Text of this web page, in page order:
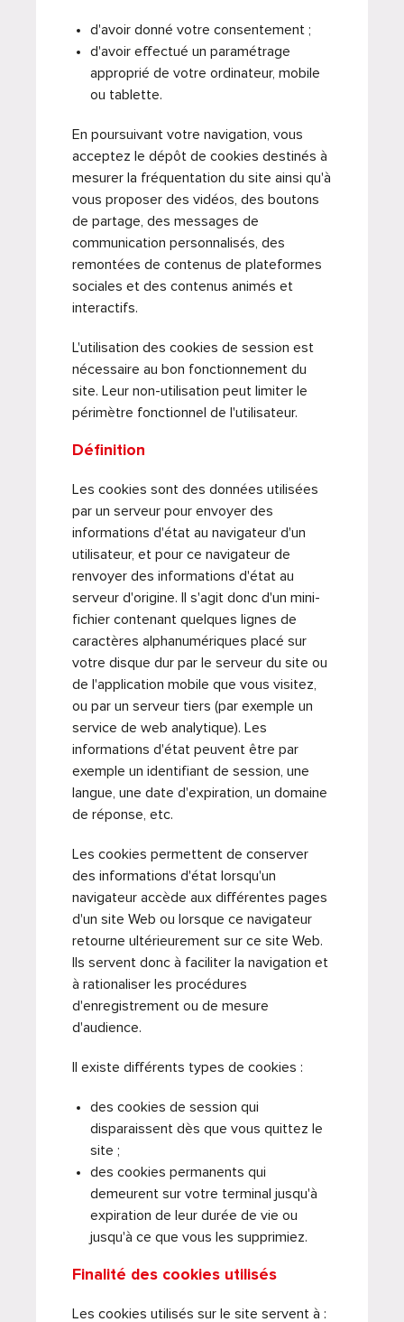
d'avoir donné votre consentement ;
d'avoir effectué un paramétrage
approprié de votre ordinateur, mobile
ou tablette.
En poursuivant votre navigation, vous
acceptez le dépôt de cookies destinés à
mesurer la fréquentation du site ainsi qu'à
vous proposer des vidéos, des boutons
de partage, des messages de
communication personnalisés, des
remontées de contenus de plateformes
sociales et des contenus animés et
interactifs.
L'utilisation des cookies de session est
nécessaire au bon fonctionnement du
site. Leur non-utilisation peut limiter le
périmètre fonctionnel de l'utilisateur.
Définition
Les cookies sont des données utilisées
par un serveur pour envoyer des
informations d'état au navigateur d'un
utilisateur, et pour ce navigateur de
renvoyer des informations d'état au
serveur d'origine. Il s'agit donc d'un mini-
fichier contenant quelques lignes de
caractères alphanumériques placé sur
votre disque dur par le serveur du site ou
de l'application mobile que vous visitez,
ou par un serveur tiers (par exemple un
service de web analytique). Les
informations d'état peuvent être par
exemple un identifiant de session, une
langue, une date d'expiration, un domaine
de réponse, etc.
Les cookies permettent de conserver
des informations d'état lorsqu'un
navigateur accède aux différentes pages
d'un site Web ou lorsque ce navigateur
retourne ultérieurement sur ce site Web.
Ils servent donc à faciliter la navigation et
à rationaliser les procédures
d'enregistrement ou de mesure
d'audience.
Il existe différents types de cookies :
des cookies de session qui
disparaissent dès que vous quittez le
site ;
des cookies permanents qui
demeurent sur votre terminal jusqu'à
expiration de leur durée de vie ou
jusqu'à ce que vous les supprimiez.
Finalité des cookies utilisés
Les cookies utilisés sur le site servent à :